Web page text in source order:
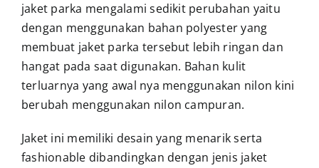
jaket parka mengalami sedikit perubahan yaitu
dengan menggunakan bahan polyester yang
membuat jaket parka tersebut lebih ringan dan
hangat pada saat digunakan. Bahan kulit
terluarnya yang awal nya menggunakan nilon kini
berubah menggunakan nilon campuran.
Jaket ini memiliki desain yang menarik serta
fashionable dibandingkan dengan jenis jaket